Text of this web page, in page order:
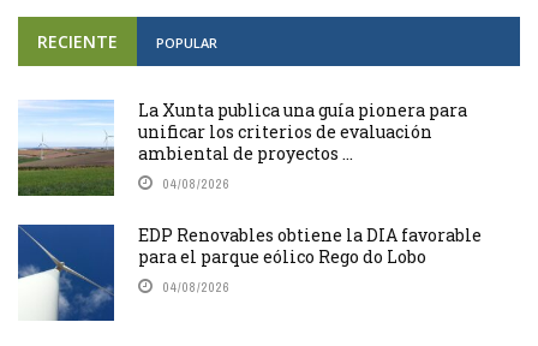
RECIENTE POPULAR
La Xunta publica una guía pionera para
unificar los criterios de evaluación
ambiental de proyectos ...
04/08/2026
EDP Renovables obtiene la DIA favorable
para el parque eólico Rego do Lobo
04/08/2026